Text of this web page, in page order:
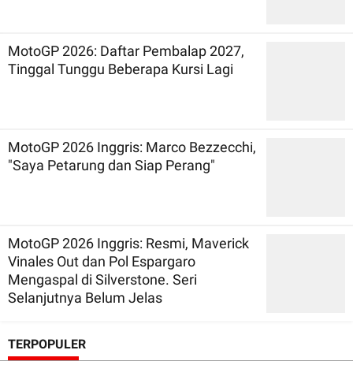
MotoGP 2026: Daftar Pembalap 2027,
Tinggal Tunggu Beberapa Kursi Lagi
MotoGP 2026 Inggris: Marco Bezzecchi,
"Saya Petarung dan Siap Perang"
MotoGP 2026 Inggris: Resmi, Maverick
Vinales Out dan Pol Espargaro
Mengaspal di Silverstone. Seri
Selanjutnya Belum Jelas
TERPOPULER